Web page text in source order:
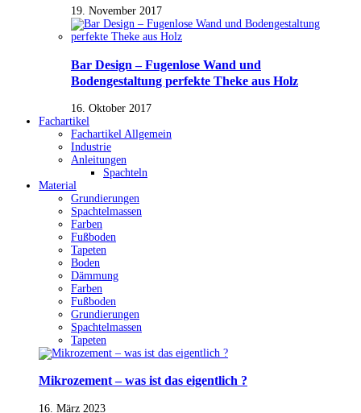
19. November 2017
Bar Design – Fugenlose Wand und
Bodengestaltung perfekte Theke aus Holz
16. Oktober 2017
Fachartikel
Fachartikel Allgemein
Industrie
Anleitungen
Spachteln
Material
Grundierungen
Spachtelmassen
Farben
Fußboden
Tapeten
Boden
Dämmung
Farben
Fußboden
Grundierungen
Spachtelmassen
Tapeten
Mikrozement – was ist das eigentlich ?
16. März 2023